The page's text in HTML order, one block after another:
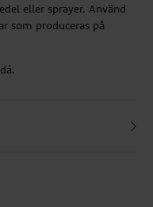
eller sprayer. Använd
som produceras på